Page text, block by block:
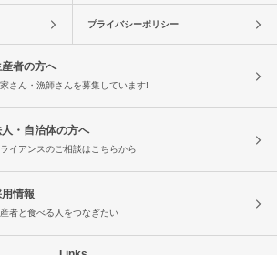
プライバシーポリシー
者の方へ
さん・漁師さんを募集しています!
・自治体の方へ
イアンスのご相談はこちらから
情報
者と食べる人をつなぎたい